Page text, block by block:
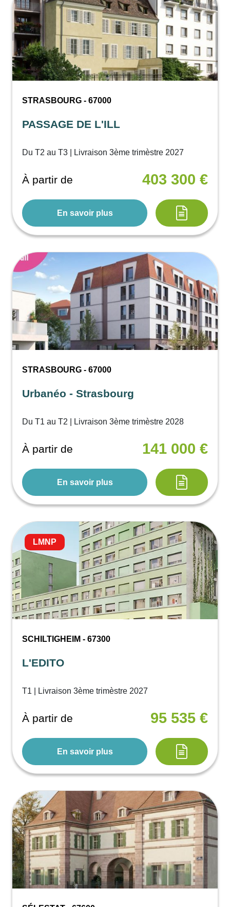
STRASBOURG - 67000
PASSAGE DE L'ILL
Du T2 au T3 | Livraison 3ème trimèstre 2027
À partir de 403 300 €
En savoir plus
STRASBOURG - 67000
Urbanéo - Strasbourg
Du T1 au T2 | Livraison 3ème trimèstre 2028
À partir de 141 000 €
En savoir plus
LMNP
SCHILTIGHEIM - 67300
L'EDITO
T1 | Livraison 3ème trimèstre 2027
À partir de 95 535 €
En savoir plus